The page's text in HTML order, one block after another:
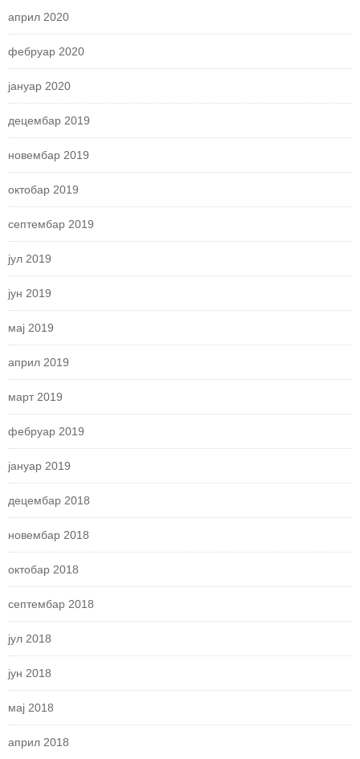
април 2020
фебруар 2020
јануар 2020
децембар 2019
новембар 2019
октобар 2019
септембар 2019
јул 2019
јун 2019
мај 2019
април 2019
март 2019
фебруар 2019
јануар 2019
децембар 2018
новембар 2018
октобар 2018
септембар 2018
јул 2018
јун 2018
мај 2018
април 2018